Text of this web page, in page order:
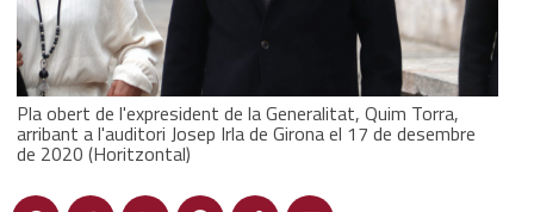
Pla obert de l'expresident de la Generalitat, Quim Torra,
arribant a l'auditori Josep Irla de Girona el 17 de desembre
de 2020 (Horitzontal)